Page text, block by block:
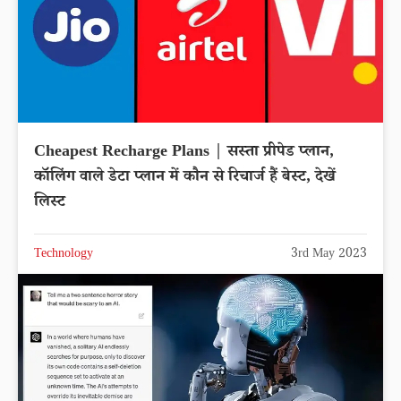
Cheapest Recharge Plans | सस्ता प्रीपेड प्लान,
कॉलिंग वाले डेटा प्लान में कौन से रिचार्ज हैं बेस्ट, देखें
लिस्ट
Technology 3rd May 2023